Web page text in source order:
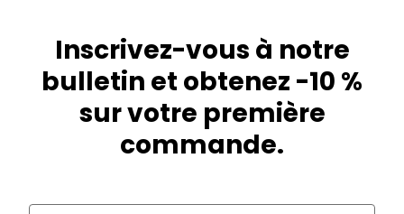
Inscrivez-vous à notre
bulletin et obtenez -10 %
sur votre première
commande.